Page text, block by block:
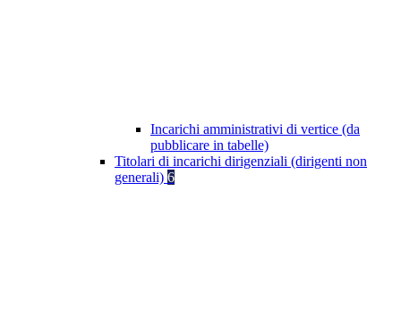
Incarichi amministrativi di vertice (da
pubblicare in tabelle)
Titolari di incarichi dirigenziali (dirigenti non
generali) 6